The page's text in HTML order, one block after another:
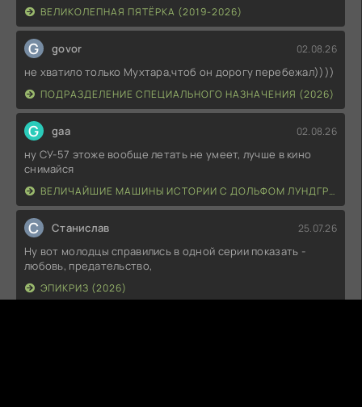
ВЕЛИКОЛЕПНАЯ ПЯТЁРКА (2019-2026)
G govor 02.08.26
не хватило только Мухтара,чтоб он дорогу перебежал))))
ПОДРАЗДЕЛЕНИЕ СПЕЦИАЛЬНОГО НАЗНАЧЕНИЯ (2026)
G gaa 02.08.26
ну СУ-57 этоже вообще летать не умеет, лучше в кино
снимайся
ВЕЛИЧАЙШИЕ МАШИНЫ ИСТОРИИ С ДОЛЬФОМ ЛУНДГРЕНОМ (2026)
С Станислав 25.07.26
Ну вот молодцы справились в одной серии показать -
любовь, предательство,
ЭПИКРИЗ (2026)